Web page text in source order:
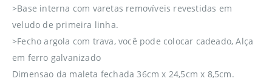
>Base interna com varetas removíveis revestidas em
veludo de primeira linha.
>Fecho argola com trava, você pode colocar cadeado, Alça
em ferro galvanizado
Dimensao da maleta fechada 36cm x 24,5cm x 8,5cm.